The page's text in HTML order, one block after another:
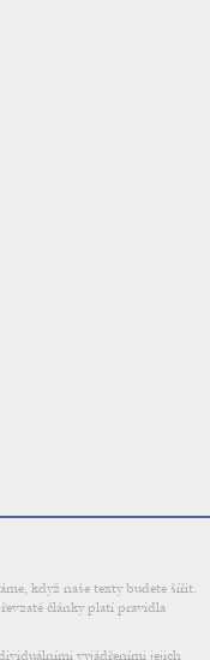
když naše texty budete šířit.
články platí pravidla
vyjádřeními jejich